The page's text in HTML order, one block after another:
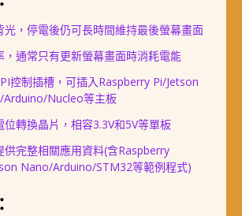
光，停電後仍可長時間維持最後螢幕畫面
，通常只有更新螢幕畫面時消耗電能
控制插槽，可插入Raspberry Pi/Jetson
Arduino/Nucleo等主板
位轉換晶片，相容3.3V和5V等單板
供完整相關應用資料(含Raspberry
Nano/Arduino/STM32等範例程式)